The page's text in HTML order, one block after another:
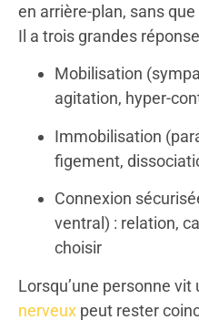
en arrière-plan, sans que
Il a trois grandes
Mobilisation
agitation, hyper-
Immobilisation
figement,
Connexion
ventral) : relation,
choisir
Lorsqu’une personne vit
nerveux peut rester